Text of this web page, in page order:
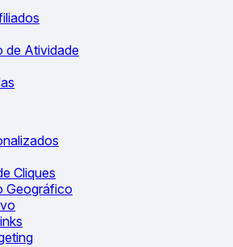
de Atividade
Cliques
Geográfico